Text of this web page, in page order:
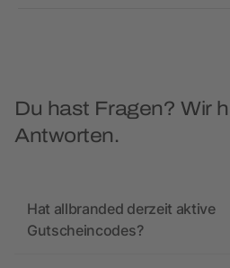
Du hast Fragen? Wir
Antworten.
Hat allbranded derzeit aktive
Gutscheincodes?